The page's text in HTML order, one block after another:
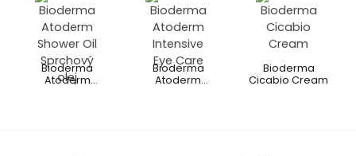
Bioderma
Atoderm
Bioderma
Atoderm
Bioderma
Cicabio Cream